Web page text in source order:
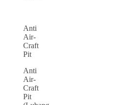
Anti
Air-
Craft
Pit
Anti
Air-
Craft
Pit